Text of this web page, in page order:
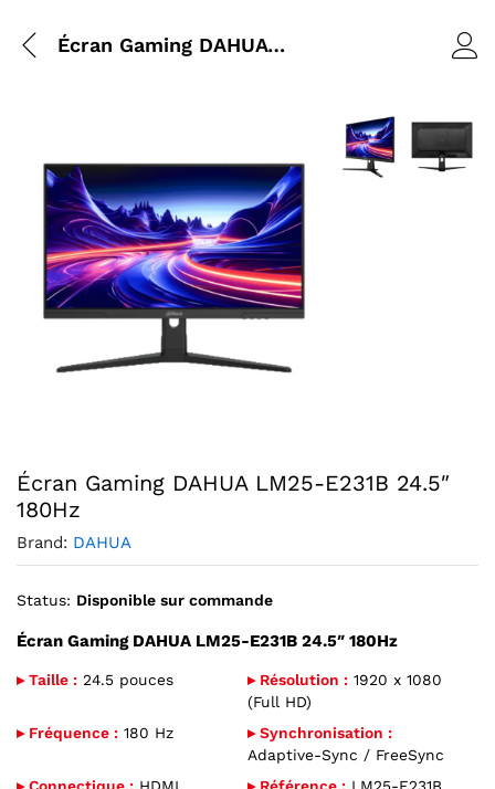
Écran Gaming DAHUA LM25-E231B 24.5″ 180Hz
Écran Gaming DAHUA LM25-E231B 24.5″
180Hz
Brand: DAHUA
Status: Disponible sur commande
Écran Gaming DAHUA LM25-E231B 24.5″ 180Hz
▸ Taille : 24.5 pouces ▸ Résolution : 1920 x 1080
(Full HD)
▸ Fréquence : 180 Hz
▸ Synchronisation :
Adaptive-Sync / FreeSync